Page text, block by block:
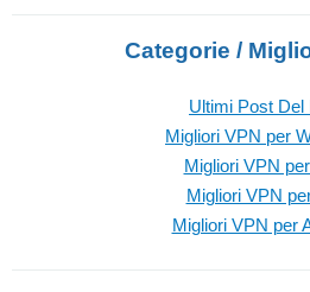
Categorie /
Ultimi Post Del
Migliori VPN per
Migliori VPN
Migliori VPN
Migliori VPN per